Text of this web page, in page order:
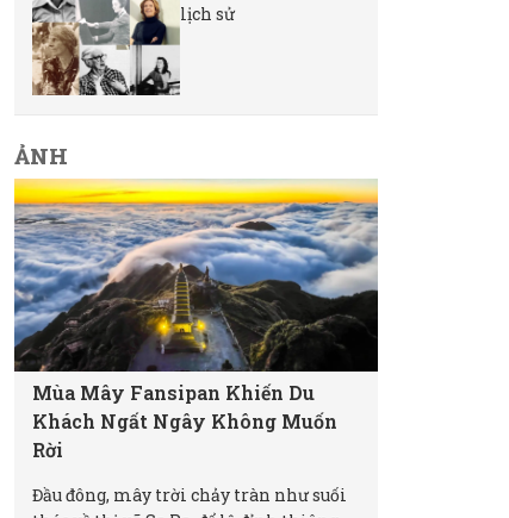
lịch sử
ẢNH
Mùa Mây Fansipan Khiến Du
Khách Ngất Ngây Không Muốn
Rời
Đầu đông, mây trời chảy tràn như suối